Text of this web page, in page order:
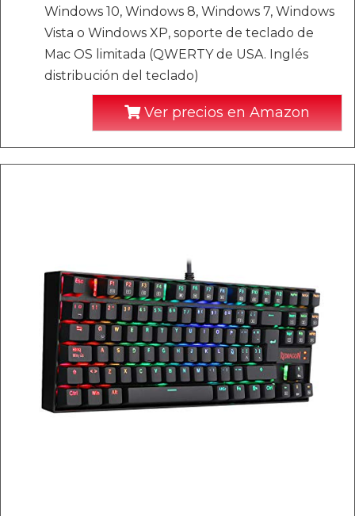
Windows 10, Windows 8, Windows 7, Windows
Vista o Windows XP, soporte de teclado de
Mac OS limitada (QWERTY de USA. Inglés
distribución del teclado)
Ver precios en Amazon